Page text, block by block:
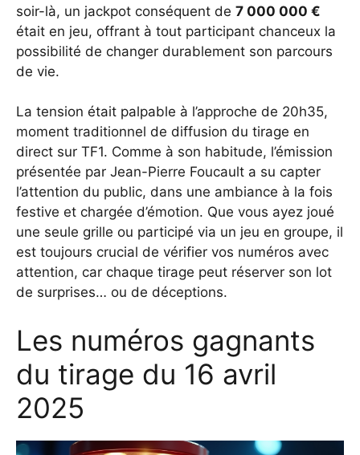
soir-là, un jackpot conséquent de 7 000 000 €
était en jeu, offrant à tout participant chanceux la
possibilité de changer durablement son parcours
de vie.
La tension était palpable à l’approche de 20h35,
moment traditionnel de diffusion du tirage en
direct sur TF1. Comme à son habitude, l’émission
présentée par Jean-Pierre Foucault a su capter
l’attention du public, dans une ambiance à la fois
festive et chargée d’émotion. Que vous ayez joué
une seule grille ou participé via un jeu en groupe, il
est toujours crucial de vérifier vos numéros avec
attention, car chaque tirage peut réserver son lot
de surprises… ou de déceptions.
Les numéros gagnants
du tirage du 16 avril
2025